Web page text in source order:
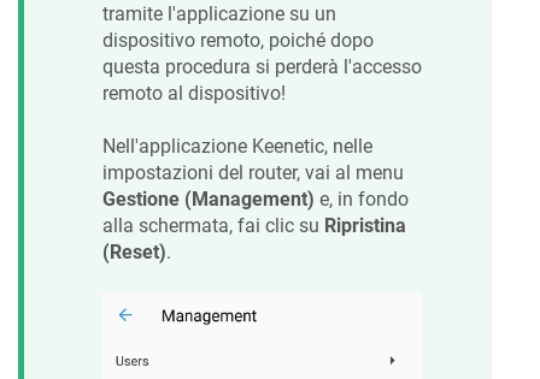
tramite l'applicazione su un
dispositivo remoto, poiché dopo
questa procedura si perderà l'accesso
remoto al dispositivo!
Nell'applicazione Keenetic, nelle
impostazioni del router, vai al menu
Gestione (Management) e, in fondo
alla schermata, fai clic su Ripristina
(Reset).